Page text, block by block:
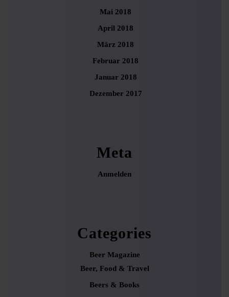
Mai 2018
April 2018
März 2018
Februar 2018
Januar 2018
Dezember 2017
Meta
Anmelden
Categories
Beer Magazine
Beer, Food & Travel
Beers & Books